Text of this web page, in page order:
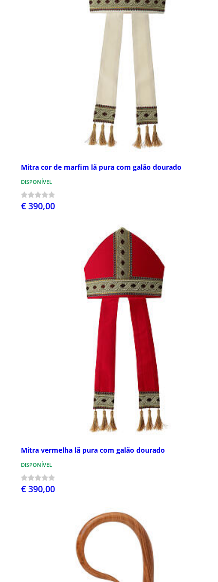
Mitra cor de marfim lã pura com galão dourado
DISPONÍVEL
€ 390,00
Mitra vermelha lã pura com galão dourado
DISPONÍVEL
€ 390,00